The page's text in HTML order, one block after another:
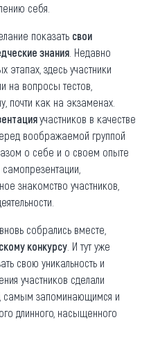
себя.
показать свои
знания . Недавно
этапах, здесь участники
на вопросы тестов,
почти как на экзаменах.
участников в качестве
воображаемой группой
о себе и о своем опыте
знакомство участников,
собрались вместе,
конкурсу . И тут уже
свою уникальность и
участников сделали
самым запоминающимся и
длинного, насыщенного